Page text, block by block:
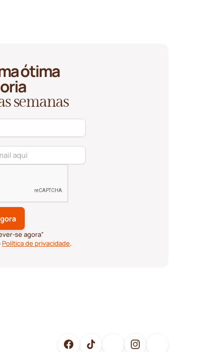
ótima
semanas
se agora”
Política de privacidade.